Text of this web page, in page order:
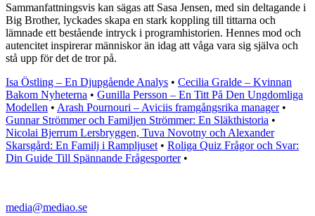
Sammanfattningsvis kan sägas att Sasa Jensen, med sin deltagande i
Big Brother, lyckades skapa en stark koppling till tittarna och
lämnade ett bestående intryck i programhistorien. Hennes mod och
autencitet inspirerar människor än idag att våga vara sig själva och
stå upp för det de tror på.
Isa Östling – En Djupgående Analys • Cecilia Gralde – Kvinnan
Bakom Nyheterna • Gunilla Persson – En Titt På Den Ungdomliga
Modellen • Arash Pournouri – Aviciis framgångsrika manager•
Gunnar Strömmer och Familjen Strömmer: En Släkthistoria •
Nicolai Bjerrum Lersbryggen, Tuva Novotny och Alexander
Skarsgård: En Familj i Rampljuset • Roliga Quiz Frågor och Svar:
Din Guide Till Spännande Frågesporter•
media@mediao.se